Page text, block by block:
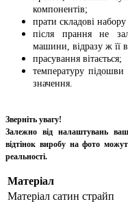
компонентів;
прати складові
після прання не
машини, відразу ж її
прасування вітається;
температуру
значення.
Зверніть увагу!
Залежно від налаштувань
відтінок виробу на фото
реальності.
Матеріал
Матеріал сатин страйп